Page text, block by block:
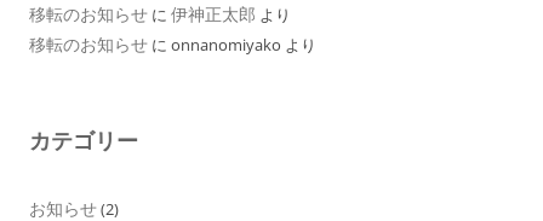
移転のお知らせ に 伊神正太郎 より
移転のお知らせ に onnanomiyako より
カテゴリー
お知らせ(2)